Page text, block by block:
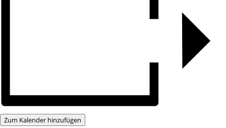
Zum Kalender hinzufügen